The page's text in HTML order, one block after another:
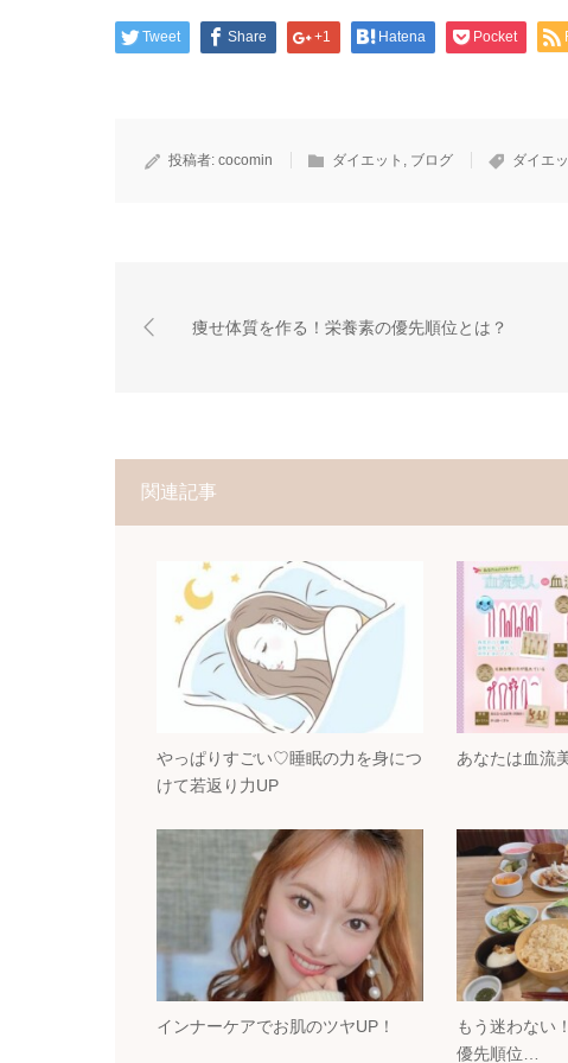
Tweet Share +1 Hatena Pocket
投稿者: cocomin ダイエット , ブログ ダイエ
痩せ体質を作る！栄養素の優先順位とは？
関連記事
やっぱりすごい♡睡眠の力を身につ
けて若返り力UP
あなたは血流
インナーケアでお肌のツヤUP！ もう迷わない
優先順位…